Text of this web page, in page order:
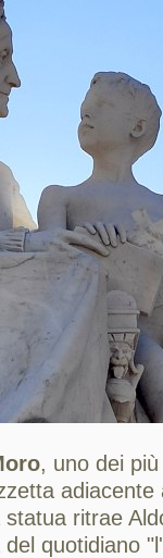
, uno dei
adiacente
ritrae
quotidiano